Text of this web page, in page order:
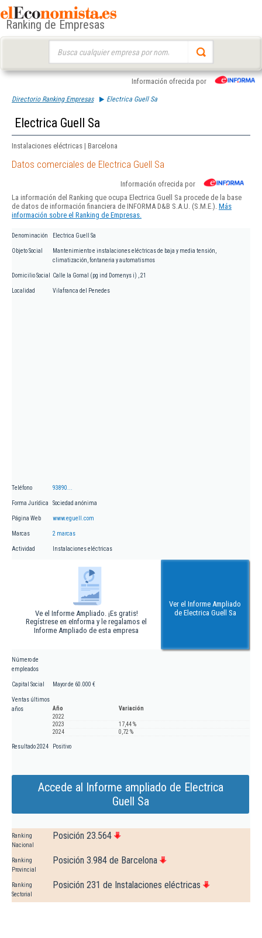
Ranking de Empresas
Información ofrecida por
Directorio Ranking Empresas Electrica Guell Sa
Electrica Guell Sa
Instalaciones eléctricas | Barcelona
Datos comerciales de Electrica Guell Sa
Información ofrecida por
La información del Ranking que ocupa Electrica Guell Sa procede de la base
de datos de información financiera de INFORMA D&B S.A.U. (S.M.E.). Más
información sobre el Ranking de Empresas.
Denominación Electrica Guell Sa
Objeto Social
Mantenimiento e instalaciones eléctricas de baja y media tensión,
climatización, fontaneria y automatismos
Domicilio Social Calle la Gornal (pg ind Domenys i) , 21
Localidad Vilafranca del Penedes
Teléfono 93890...
Forma Jurídica Sociedad anónima
Página Web www.eguell.com
Marcas 2 marcas
Actividad Instalaciones eléctricas
Ve el Informe Ampliado. ¡Es gratis!
Regístrese en eInforma y le regalamos el
Informe Ampliado de esta empresa
Ver el Informe Ampliado
de Electrica Guell Sa
Número de
empleados
Capital Social Mayor de 60.000 €
Ventas últimos
años
Año
Variación
2022
2023
17,44 %
2024
0,72 %
Resultado 2024 Positivo
Accede al Informe ampliado de Electrica
Guell Sa
Ranking
Nacional
Posición 23.564
Ranking
Provincial
Posición 3.984 de Barcelona
Ranking
Sectorial
Posición 231 de Instalaciones eléctricas